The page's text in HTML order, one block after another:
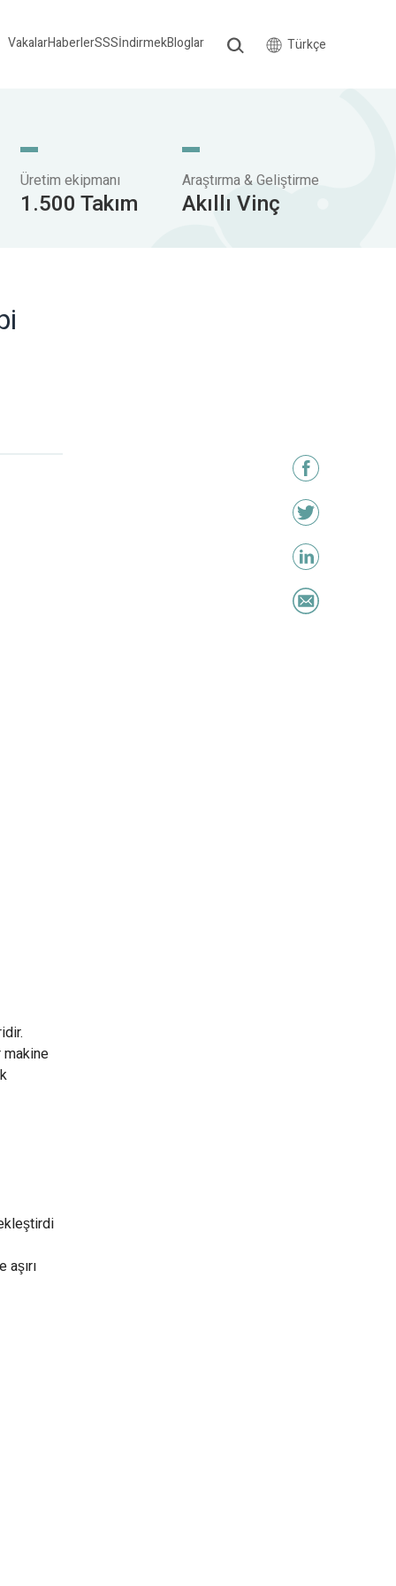
VakalarHaberlerSSSİndirmekBloglar Türkçe
Üretim ekipmanı
1.500 Takım
Araştırma & Geliştirme
Akıllı Vinç
makine